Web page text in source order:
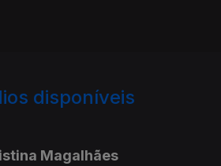
disponíveis
Magalhães